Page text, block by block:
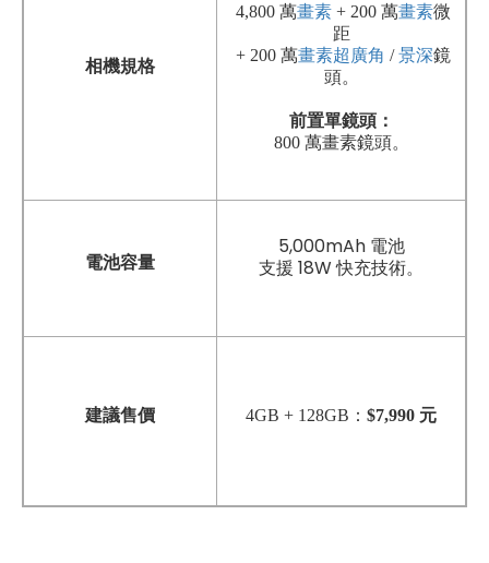
相機規格
4,800 萬畫素 + 200 萬畫素微
距
+ 200 萬畫素超廣角 /景深鏡
頭。
前置單鏡頭：
800 萬畫素鏡頭。
電池容量
5,000mAh 電池
支援 18W 快充技術。
建議售價 4GB + 128GB ： $7,990 元